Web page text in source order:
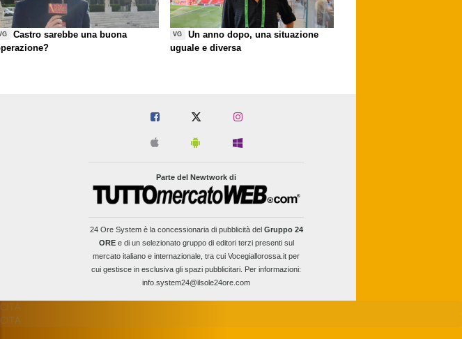
Castro sarebbe una buona
VG
Un anno dopo, una situazione
uguale e diversa
Parte del Newtwork di
24 Ore Systemè la concessionaria di pubblicità del Gruppo 24
OREe di un selezionato gruppo di editori terzi presenti sul
mercato italiano e internazionale, tra cui Vocegiallorossa.it per
cui gestisce in esclusiva gli spazi pubblicitari. Per informazioni:
info.system24@ilsole24ore.com